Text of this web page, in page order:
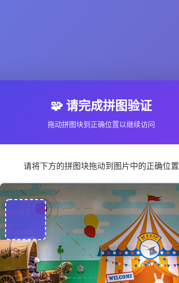
🧩 请完成拼图验证
拖动拼图块到正确位置以继续访问
请将下方的拼图块拖动到图片中的正确位置